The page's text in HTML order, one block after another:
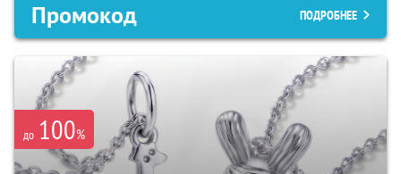
Промокод ПОДРОБНЕЕ
до 100%